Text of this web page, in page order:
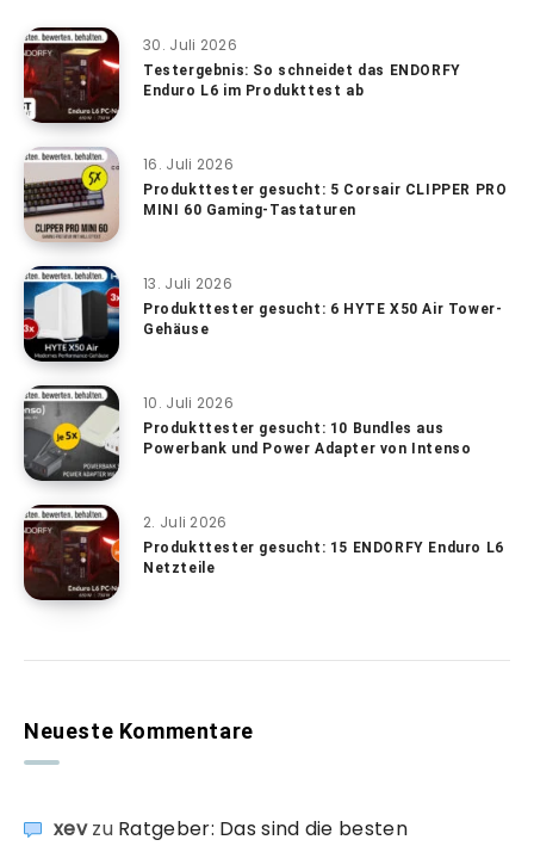
30. Juli 2026
Testergebnis: So schneidet das ENDORFY
Enduro L6 im Produkttest ab
16. Juli 2026
Produkttester gesucht: 5 Corsair CLIPPER PRO
MINI 60 Gaming-Tastaturen
13. Juli 2026
Produkttester gesucht: 6 HYTE X50 Air Tower-
Gehäuse
10. Juli 2026
Produkttester gesucht: 10 Bundles aus
Powerbank und Power Adapter von Intenso
2. Juli 2026
Produkttester gesucht: 15 ENDORFY Enduro L6
Netzteile
Neueste Kommentare
xevzu Ratgeber: Das sind die besten